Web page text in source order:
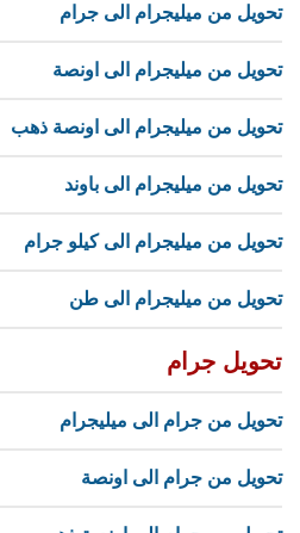
تحويل من ميليجرام الى جرام
تحويل من ميليجرام الى اونصة
تحويل من ميليجرام الى اونصة ذهب
تحويل من ميليجرام الى باوند
تحويل من ميليجرام الى كيلو جرام
تحويل من ميليجرام الى طن
تحويل جرام
تحويل من جرام الى ميليجرام
تحويل من جرام الى اونصة